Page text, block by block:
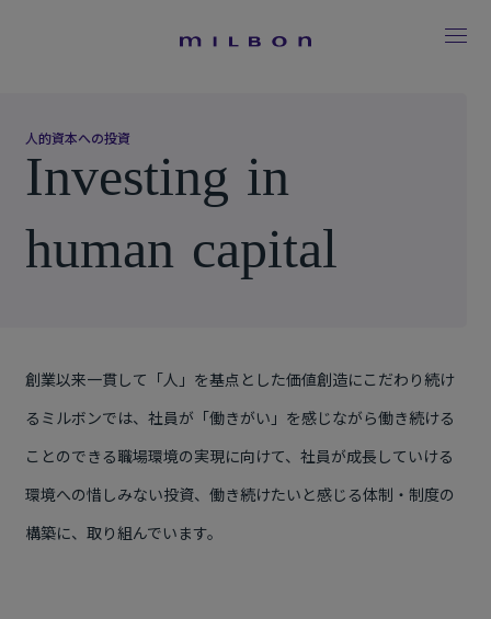
人的資本への投資
Investing in
human capital
創業以来一貫して「人」を基点とした価値創造にこだわり続け
るミルボンでは、社員が「働きがい」を感じながら働き続ける
ことのできる職場環境の実現に向けて、社員が成長していける
環境への惜しみない投資、働き続けたいと感じる体制・制度の
構築に、取り組んでいます。